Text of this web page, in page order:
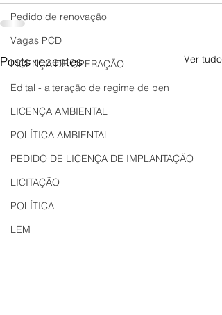
Pedido de renovação
Vagas PCD
LICENÇA DE OPERAÇÃO
Edital - alteração de regime de ben
LICENÇA AMBIENTAL
POLÍTICA AMBIENTAL
PEDIDO DE LICENÇA DE IMPLANTAÇÃO
LICITAÇÃO
POLÍTICA
LEM
Posts recentes Ver tudo